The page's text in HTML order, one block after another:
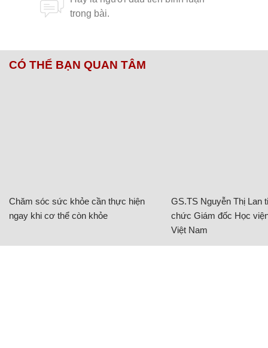
CÓ THỂ BẠN QUAN TÂM
Chăm sóc sức khỏe cần thực hiện
ngay khi cơ thể còn khỏe
GS.TS Nguyễn Thị Lan
chức Giám đốc Học
Việt Nam